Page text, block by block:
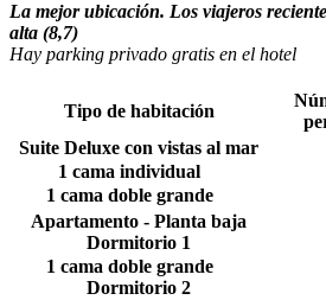
La mejor ubicación. Los viajeros
alta (8,7)
Hay parking privado gratis en el hotel
Tipo de habitación
Suite Deluxe con vistas al mar
1 cama individual
1 cama doble grande
Apartamento - Planta baja
Dormitorio 1
1 cama doble grande
Dormitorio 2